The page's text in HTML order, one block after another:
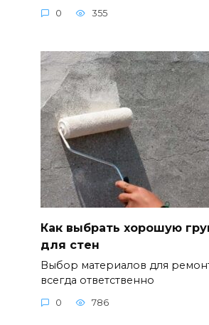
0 355
Как выбрать хорошую
для стен
Выбор материалов для
всегда ответственно
0 786